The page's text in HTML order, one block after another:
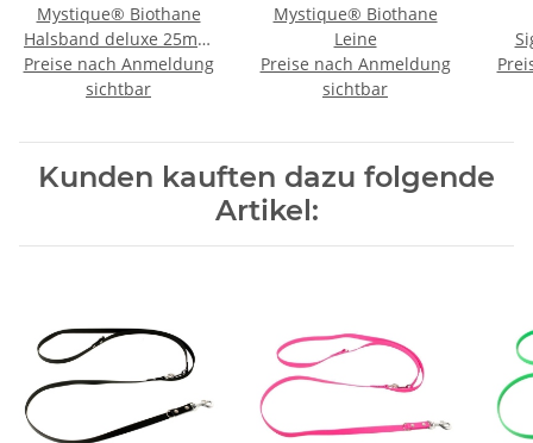
Mystique® Biothane
Halsband deluxe 25mm
reflex orange gold 35-
43cm
Preise nach Anmeldung
sichtbar
Mystique® Biothane
Leine
Preise nach Anmeldung
sichtbar
Kunden kauften dazu folgende
Artikel: